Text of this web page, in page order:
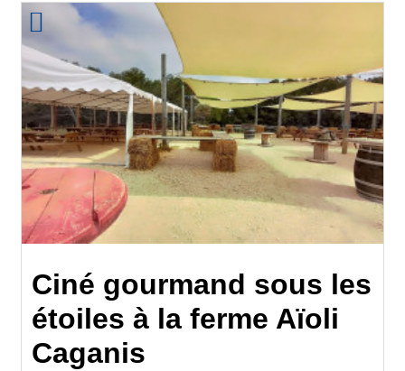
Ciné gourmand sous les
étoiles à la ferme Aïoli
Caganis